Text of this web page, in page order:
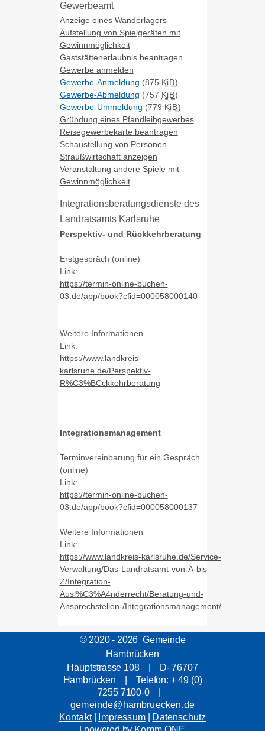
Gewerbeamt
Anzeige eines Wanderlagers
Aufstellung von Spielgeräten mit
Gewinnmöglichkeit
Gaststättenerlaubnis beantragen
Gewerbe anmelden
Gewerbe-Anmeldung (875 KiB)
Gewerbe-Abmeldung (757 KiB)
Gewerbe-Ummeldung (779 KiB)
Gründung eines Pfandleihgewerbes
Reisegewerbekarte beantragen
Schaustellung von Personen
Straußwirtschaft anzeigen
Veranstaltung andere Spiele mit
Gewinnmöglichkeit
Integrationsberatungsdienste des
Landratsamts Karlsruhe
Perspektiv- und Rückkehrberatung
Erstgespräch (online)
Link:
https://termin-online-buchen-
03.de/app/book?cfid=000058000140
Weitere Informationen
Link:
https://www.landkreis-
karlsruhe.de/Perspektiv-
R%C3%BCckkehrberatung
Integrationsmanagement
Terminvereinbarung für ein Gespräch
(online)
Link:
https://termin-online-buchen-
03.de/app/book?cfid=000058000137
Weitere Informationen
Link:
https://www.landkreis-karlsruhe.de/Service-
Verwaltung/Das-Landratsamt-von-A-bis-
Z/Integration-
Ausl%C3%A4nderrecht/Beratung-und-
Ansprechstellen-/Integrationsmanagement/
© 2020 - 2026 Gemeinde
Hambrücken
Hauptstrasse 108 | D- 76707
Hambrücken | Telefon: + 49 (0)
7255 7100-0 |
gemeinde@hambruecken.de
Kontakt| Impressum| Datenschutz